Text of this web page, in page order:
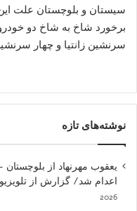
سيستان و بلوچستان علت اين
برخورد شاخ به شاخ دو
سرنشين زانتيا و چهار
نوشته‌های تازه
یعقوب مهرنهاد از
اعدام شد/ گزارش از
2026